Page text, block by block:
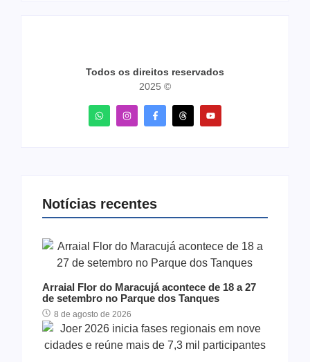
Todos os direitos reservados
2025 ©
Notícias recentes
Arraial Flor do Maracujá acontece de 18 a 27
de setembro no Parque dos Tanques
8 de agosto de 2026